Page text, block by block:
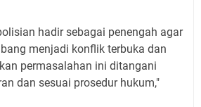
hadir sebagai penengah agar
menjadi konflik terbuka dan
permasalahan ini ditangani
dan sesuai prosedur hukum,"